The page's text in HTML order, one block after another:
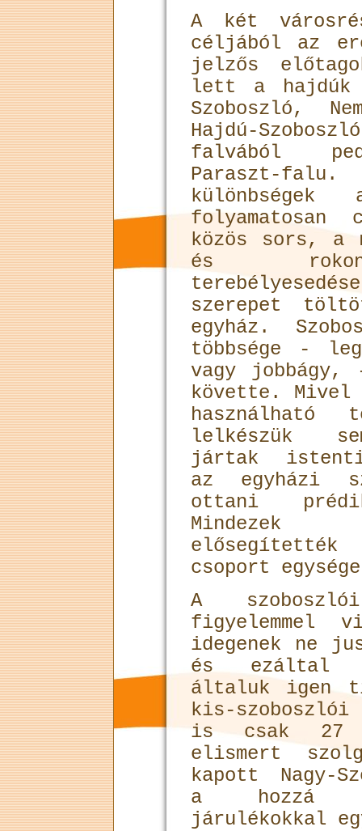
A két
céljából az
jelzős
lett a hajdúk
Szoboszló,
Hajdú-
falvából
Paraszt-
folyamatosan
közös sors, a
és
szerepet
egyház.
többsége -
vagy
követte. Mivel
használható
lelkészük
jártak
az egyházi
ottani
Mindezek
csoport
A
figyelemmel
idegenek ne
és ezáltal
általuk igen
kis-
is csak 27
elismert
kapott Nagy-
a hozzá
járulékokkal